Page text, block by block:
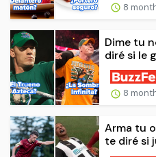
8
Dime tu
diré si le
8
Arma tu
te diré si